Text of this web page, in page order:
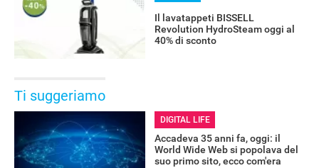
Il lavatappeti BISSELL
Revolution HydroSteam oggi al
40% di sconto
Ti suggeriamo
DIGITAL LIFE
Accadeva 35 anni fa, oggi: il
World Wide Web si popolava del
suo primo sito, ecco com'era